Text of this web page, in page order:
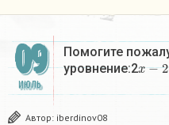
09
ИЮЛЬ
Помогите
уровнение:2x−2
Автор: iberdinov08